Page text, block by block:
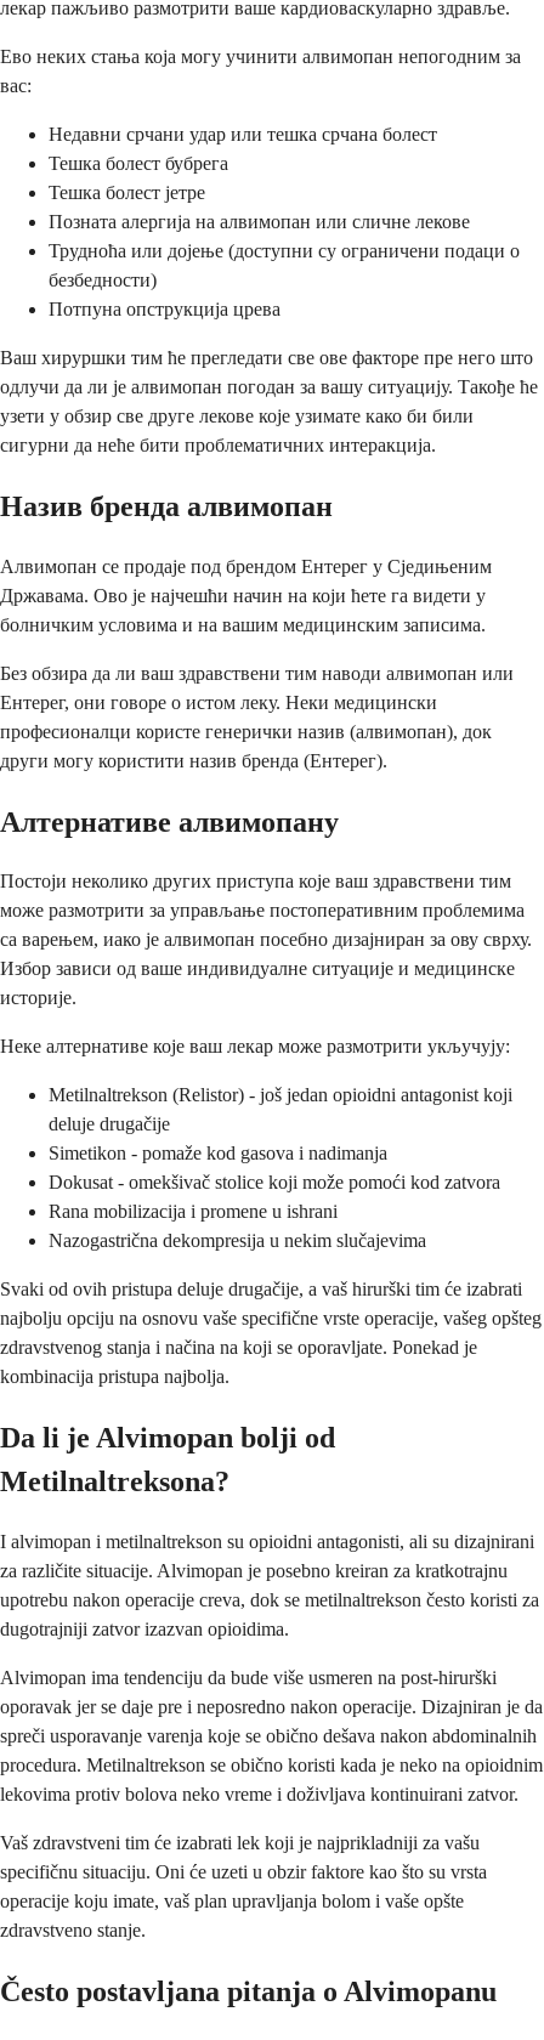
лекар пажљиво размотрити ваше кардиоваскуларно здравље.
Ево неких стања која могу учинити алвимопан непогодним за
вас:
Недавни срчани удар или тешка срчана болест
Тешка болест бубрега
Тешка болест јетре
Позната алергија на алвимопан или сличне лекове
Трудноћа или дојење (доступни су ограничени подаци о
безбедности)
Потпуна опструкција црева
Ваш хируршки тим ће прегледати све ове факторе пре него што
одлучи да ли је алвимопан погодан за вашу ситуацију. Такође ће
узети у обзир све друге лекове које узимате како би били
сигурни да неће бити проблематичних интеракција.
Назив бренда алвимопан
Алвимопан се продаје под брендом Ентерег у Сједињеним
Државама. Ово је најчешћи начин на који ћете га видети у
болничким условима и на вашим медицинским записима.
Без обзира да ли ваш здравствени тим наводи алвимопан или
Ентерег, они говоре о истом леку. Неки медицински
професионалци користе генерички назив (алвимопан), док
други могу користити назив бренда (Ентерег).
Алтернативе алвимопану
Постоји неколико других приступа које ваш здравствени тим
може размотрити за управљање постоперативним проблемима
са варењем, иако је алвимопан посебно дизајниран за ову сврху.
Избор зависи од ваше индивидуалне ситуације и медицинске
историје.
Неке алтернативе које ваш лекар може размотрити укључују:
Metilnaltrekson (Relistor) - još jedan opioidni antagonist koji
deluje drugačije
Simetikon - pomaže kod gasova i nadimanja
Dokusat - omekšivač stolice koji može pomoći kod zatvora
Rana mobilizacija i promene u ishrani
Nazogastrična dekompresija u nekim slučajevima
Svaki od ovih pristupa deluje drugačije, a vaš hirurški tim će izabrati
najbolju opciju na osnovu vaše specifične vrste operacije, vašeg opšteg
zdravstvenog stanja i načina na koji se oporavljate. Ponekad je
kombinacija pristupa najbolja.
Da li je Alvimopan bolji od
Metilnaltreksona?
I alvimopan i metilnaltrekson su opioidni antagonisti, ali su dizajnirani
za različite situacije. Alvimopan je posebno kreiran za kratkotrajnu
upotrebu nakon operacije creva, dok se metilnaltrekson često koristi za
dugotrajniji zatvor izazvan opioidima.
Alvimopan ima tendenciju da bude više usmeren na post-hirurški
oporavak jer se daje pre i neposredno nakon operacije. Dizajniran je da
spreči usporavanje varenja koje se obično dešava nakon abdominalnih
procedura. Metilnaltrekson se obično koristi kada je neko na opioidnim
lekovima protiv bolova neko vreme i doživljava kontinuirani zatvor.
Vaš zdravstveni tim će izabrati lek koji je najprikladniji za vašu
specifičnu situaciju. Oni će uzeti u obzir faktore kao što su vrsta
operacije koju imate, vaš plan upravljanja bolom i vaše opšte
zdravstveno stanje.
Često postavljana pitanja o Alvimopanu